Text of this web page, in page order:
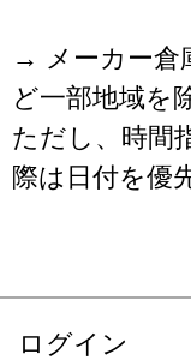
→ メーカー倉
ど一部地域を
ただし、時間
際は日付を優
ログイン